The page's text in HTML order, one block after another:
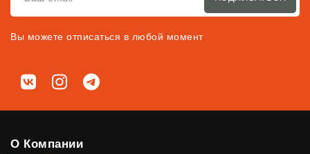
Вы можете отписаться в любой момент
Мы в соц. сетях
ВКонтактеInstagramTelegram
О Компании